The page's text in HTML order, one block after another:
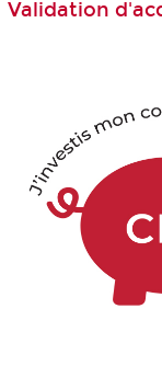
Validation